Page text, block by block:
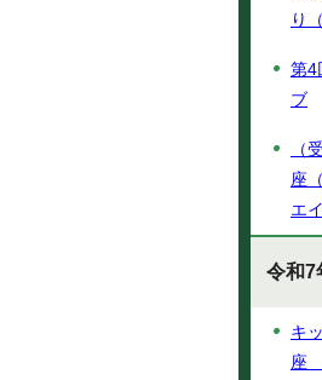
り
第
ブ
（
座
エ
令和7
キ
座